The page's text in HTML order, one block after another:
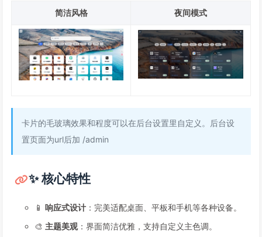
简洁风格 夜间模式
卡片的毛玻璃效果和程度可以在后台设置里自定义。后台设
置页面为url后加 /admin
✨ 核心特性
📱 响应式设计 ：完美适配桌面、平板和手机等各种设备。
🎨 主题美观：界面简洁优雅，支持自定义主色调。